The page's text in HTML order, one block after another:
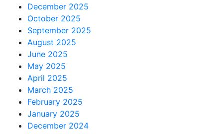
December 2025
October 2025
September 2025
August 2025
June 2025
May 2025
April 2025
March 2025
February 2025
January 2025
December 2024